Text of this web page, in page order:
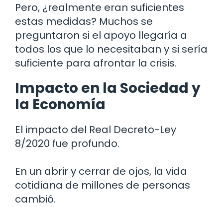
Pero, ¿realmente eran suficientes
estas medidas? Muchos se
preguntaron si el apoyo llegaría a
todos los que lo necesitaban y si sería
suficiente para afrontar la crisis.
Impacto en la Sociedad y
la Economía
El impacto del Real Decreto-Ley
8/2020 fue profundo.
En un abrir y cerrar de ojos, la vida
cotidiana de millones de personas
cambió.